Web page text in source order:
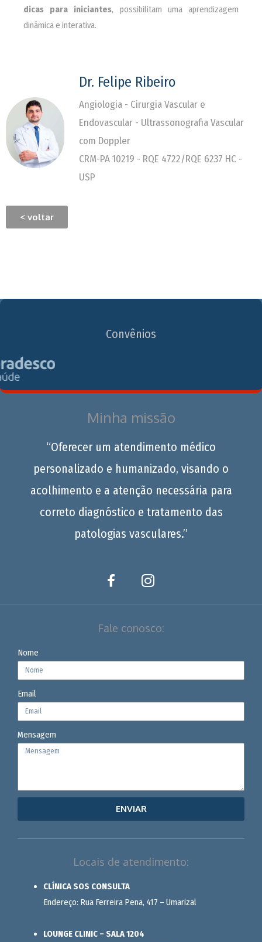
dicas para iniciantes, possibilitam uma aprendizagem
dinâmica e interativa.
Dr. Felipe Ribeiro
Angiologia - Cirurgia Vascular e
Endovascular - Ultrassonografia Vascular
com Doppler
CRM-PA 10219 - RQE 4722/RQE 6237 HC -
USP
< voltar
Convênios
Minha missão
“Oferecer um atendimento médico
personalizado e humanizado, visando o
acolhimento e a atenção necessária para
correto diagnóstico e tratamento das
patologias vasculares.”
Fale conosco:
Nome
Email
Mensagem
ENVIAR
Locais de atendimento:
CLÍNICA SOS CONSULTA
Endereço: Rua Ferreira Pena, 417 – Umarizal
LOUNGE CLINIC – SALA 1204